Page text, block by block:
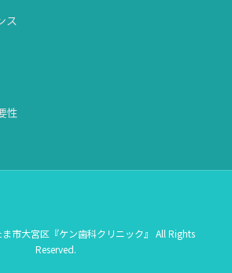
ス
性
市大宮区『ケン歯科クリニック』 All Rights
Reserved.